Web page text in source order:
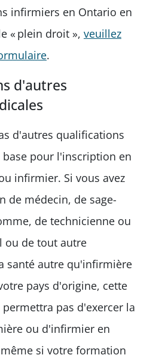
infirmiers en Ontario en
« plein droit », veuillez
.
d'autres
d'autres qualifications
pour l'inscription en
infirmier. Si vous avez
de médecin, de sage-
de technicienne ou
ou de tout autre
santé autre qu'infirmière
pays d'origine, cette
pas d'exercer la
ou d'infirmier en
si votre formation